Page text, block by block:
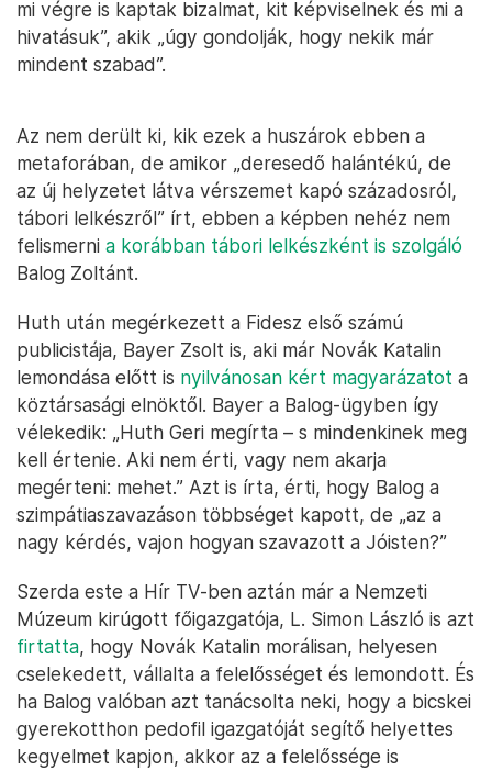
mi végre is kaptak bizalmat, kit képviselnek és mi a
hivatásuk”, akik „úgy gondolják, hogy nekik már
mindent szabad”.
Az nem derült ki, kik ezek a huszárok ebben a
metaforában, de amikor „deresedő halántékú, de
az új helyzetet látva vérszemet kapó századosról,
tábori lelkészről” írt, ebben a képben nehéz nem
felismerni a korábban tábori lelkészként is szolgáló
Balog Zoltánt.
Huth után megérkezett a Fidesz első számú
publicistája, Bayer Zsolt is, aki már Novák Katalin
lemondása előtt is nyilvánosan kért magyarázatot a
köztársasági elnöktől. Bayer a Balog-ügyben így
vélekedik: „Huth Geri megírta – s mindenkinek meg
kell értenie. Aki nem érti, vagy nem akarja
megérteni: mehet.” Azt is írta, érti, hogy Balog a
szimpátiaszavazáson többséget kapott, de „az a
nagy kérdés, vajon hogyan szavazott a Jóisten?”
Szerda este a Hír TV-ben aztán már a Nemzeti
Múzeum kirúgott főigazgatója, L. Simon László is azt
firtatta, hogy Novák Katalin morálisan, helyesen
cselekedett, vállalta a felelősséget és lemondott. És
ha Balog valóban azt tanácsolta neki, hogy a bicskei
gyerekotthon pedofil igazgatóját segítő helyettes
kegyelmet kapjon, akkor az a felelőssége is